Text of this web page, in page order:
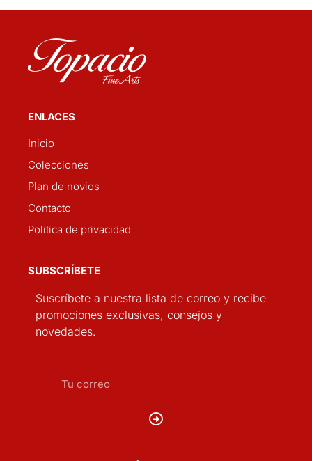
ENLACES
Inicio
Colecciones
Plan de novios
Contacto
Politica de privacidad
SUBSCRÍBETE
Suscríbete a nuestra lista de correo y recibe
promociones exclusivas, consejos y
novedades.